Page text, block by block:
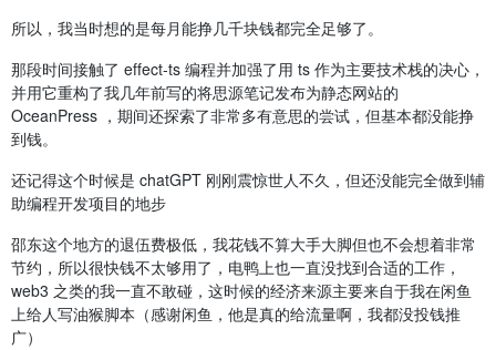
所以，我当时想的是每月能挣几千块钱都完全足够了。
那段时间接触了 effect-ts 编程并加强了用 ts 作为主要技术栈的决心，
并用它重构了我几年前写的将思源笔记发布为静态网站的
OceanPress ，期间还探索了非常多有意思的尝试，但基本都没能挣
到钱。
还记得这个时候是 chatGPT 刚刚震惊世人不久，但还没能完全做到辅
助编程开发项目的地步
邵东这个地方的退伍费极低，我花钱不算大手大脚但也不会想着非常
节约，所以很快钱不太够用了，电鸭上也一直没找到合适的工作，
web3 之类的我一直不敢碰，这时候的经济来源主要来自于我在闲鱼
上给人写油猴脚本（感谢闲鱼，他是真的给流量啊，我都没投钱推
广）